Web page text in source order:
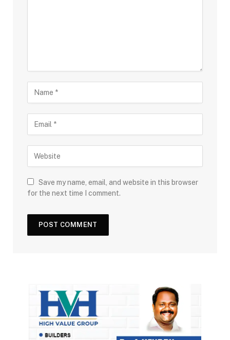
Save my name, email, and website in this browser
for the next time I comment.